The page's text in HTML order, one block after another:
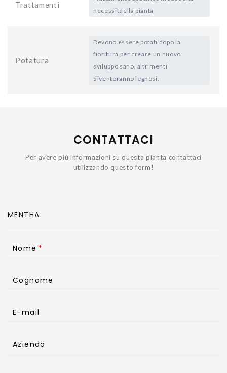
Trattamenti
necessitdella pianta
Potatura
Devono essere potati dopo la
fioritura per creare un nuovo
sviluppo sano, altrimenti
diventeranno legnosi.
CONTATTACI
Per avere più informazioni su questa pianta contattaci
utilizzando questo form!
Nome
Cognome
E-mail
Azienda